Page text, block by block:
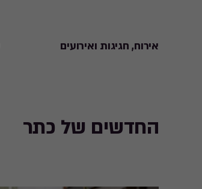
אירוח, חגיגות ואירועים
החדשים של כתר